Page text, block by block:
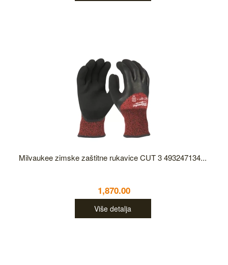
Milvaukee zimske zaštitne rukavice CUT 3 493247134...
1,870.00
Više detalja